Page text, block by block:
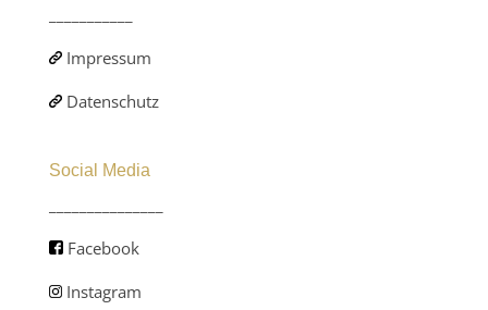
Impressum
Datenschutz
Social Media
Facebook
Instagram